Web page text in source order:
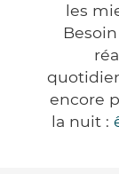
les
encore
la nuit :